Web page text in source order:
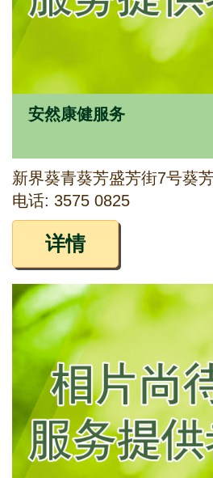
安然康健服务
新界葵青葵芳盛芳街7号葵
电话: 3575 0825
详情